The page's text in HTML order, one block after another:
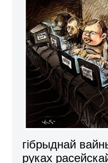
гібрыднай
руках